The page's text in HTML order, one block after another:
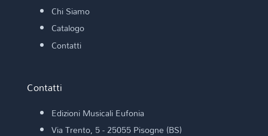
Chi Siamo
Catalogo
Contatti
Contatti
Edizioni Musicali Eufonia
Via Trento, 5 - 25055 Pisogne (BS)